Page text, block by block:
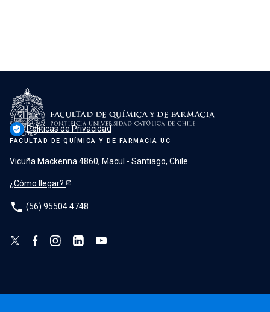
verified_user Políticas de Privacidad
FACULTAD DE QUÍMICA Y DE FARMACIA UC
Vicuña Mackenna 4860, Macul - Santiago, Chile
¿Cómo llegar?
phone (56) 95504 4748